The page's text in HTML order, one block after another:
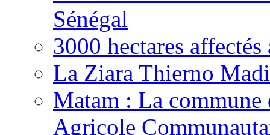
Sénégal
3000 hectares
La Ziara Thierno
Matam : La
Agricole